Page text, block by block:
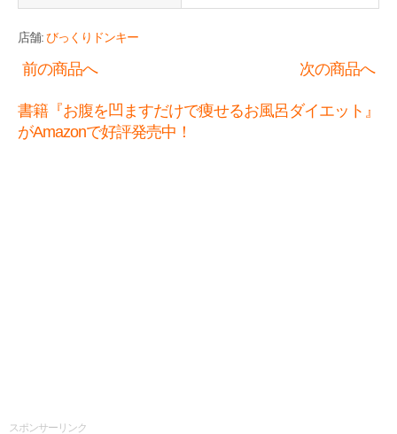
店舗:びっくりドンキー
前の商品へ 次の商品へ
書籍『お腹を凹ますだけで痩せるお風呂ダイエット』
がAmazonで好評発売中！
スポンサーリンク